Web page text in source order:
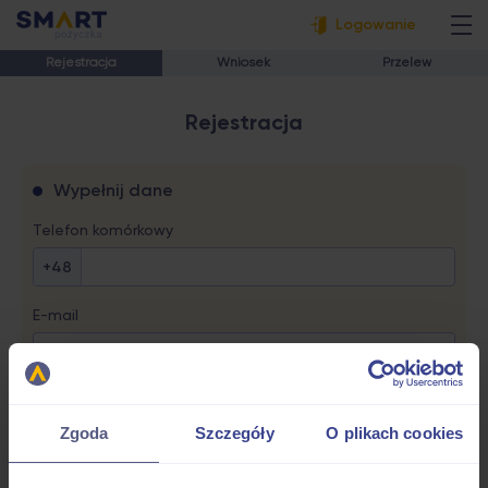
Zgoda Szczegóły O plikach cookies
Logowanie
Rejestracja Wniosek Przelew
Rejestracja
Wypełnij dane
Telefon komórkowy
+48
E-mail